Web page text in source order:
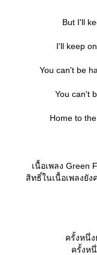
But I'll
I'll keep
You can't be
You can't
Home to
เนื้อเพลง Green
สิทธิ์ในเนื้อเพลงยั
ครั้งหนึ่
ครั้งห